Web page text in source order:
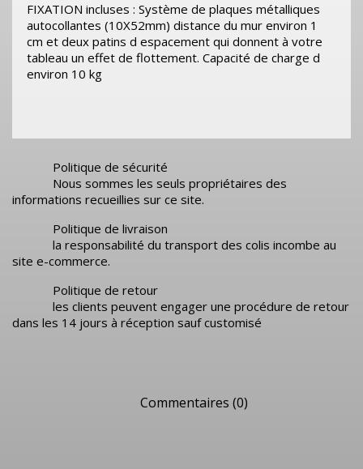
FIXATION incluses : Système de plaques métalliques
autocollantes (10X52mm) distance du mur environ 1
cm et deux patins d espacement qui donnent à votre
tableau un effet de flottement. Capacité de charge d
environ 10 kg
Politique de sécurité
Nous sommes les seuls propriétaires des
informations recueillies sur ce site.
Politique de livraison
la responsabilité du transport des colis incombe au
site e-commerce.
Politique de retour
les clients peuvent engager une procédure de retour
dans les 14 jours à réception sauf customisé
Commentaires (0)